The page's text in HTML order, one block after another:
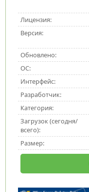
Лицензия:
Версия:
Обновлено:
ОС:
Интерфейс:
Разработчик:
Категория:
Загрузок (сегодня/
всего):
Размер: